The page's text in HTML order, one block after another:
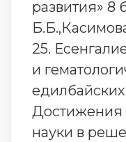
развития» 8
25.
и
Достижения
науки в